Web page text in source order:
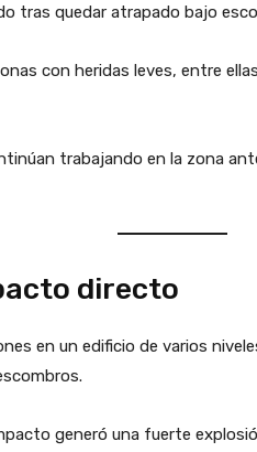
tras quedar atrapado bajo
con heridas leves, entre
trabajando en la zona
directo
en un edificio de varios
generó una fuerte